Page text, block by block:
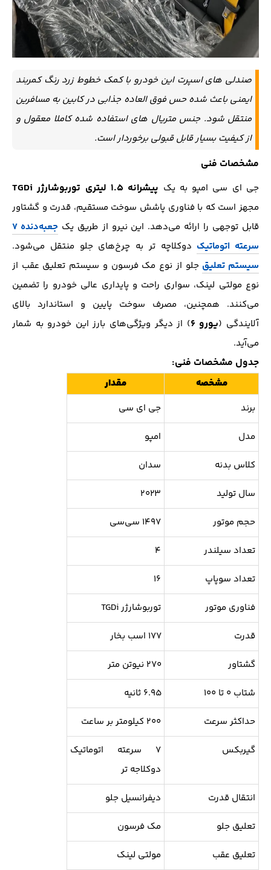
صندلی های اسپرت این خودرو با کمک خطوط زرد رنگ کمربند
ایمنی باعث شده حس فوق العاده جذابی در کابین به مسافرین
منتقل شود. جنس متریال های استفاده شده کاملا معقول و
از کیفیت بسیار قابل قبولی برخوردار است.
مشخصات فنی
جی ای سی امپو به یک پیشرانه ۱.۵ لیتری توربوشارژر TGDi
مجهز است که با فناوری پاشش سوخت مستقیم، قدرت و گشتاور
قابل توجهی را ارائه می‌دهد. این نیرو از طریق یک
جعبه‌دنده ۷
سرعته اتوماتیک دوکلاچه تر به چرخ‌های جلو منتقل می‌شود.
سیستم تعلیق جلو از نوع مک فرسون و سیستم تعلیق عقب از
نوع مولتی لینک، سواری راحت و پایداری عالی خودرو را تضمین
می‌کنند. همچنین، مصرف سوخت پایین و استاندارد بالای
آلایندگی (یورو ۶ ) از دیگر ویژگی‌های بارز این خودرو به شمار
می‌آید.
جدول مشخصات فنی:
مقدار
مشخصه
جی ای سی برند
امپو مدل
سدان کلاس بدنه
۲۰۲۳ سال تولید
۱۴۹۷ سی‌سی حجم موتور
۴ تعداد سیلندر
۱۶ تعداد سوپاپ
توربوشارژر TGDi فناوری موتور
۱۷۷ اسب بخار قدرت
۲۷۰ نیوتن متر گشتاور
۶.۹۵ ثانیه شتاب ۰ تا ۱۰۰
۲۰۰ کیلومتر بر ساعت حداکثر سرعت
۷ سرعته اتوماتیک
دوکلاجه تر
گیربکس
دیفرانسیل جلو انتقال قدرت
مک فرسون تعلیق جلو
مولتی لینک تعلیق عقب